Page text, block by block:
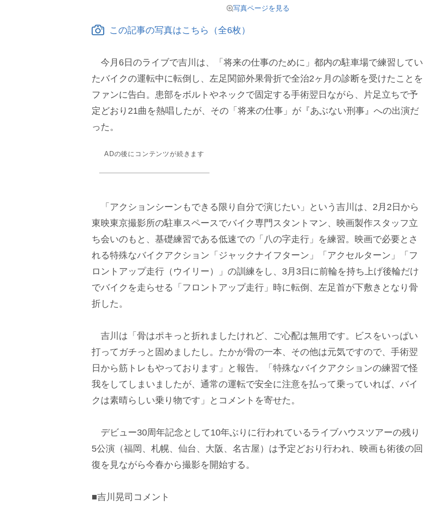
写真ページを見る
この記事の写真はこちら（全6枚）
今月6日のライブで吉川は、「将来の仕事のために」都内の駐車場で練習してい
たバイクの運転中に転倒し、左足関節外果骨折で全治2ヶ月の診断を受けたことを
ファンに告白。患部をボルトやネックで固定する手術翌日ながら、片足立ちで予
定どおり21曲を熱唱したが、その「将来の仕事」が『あぶない刑事』への出演だ
った。
ADの後にコンテンツが続きます
「アクションシーンもできる限り自分で演じたい」という吉川は、2月2日から
東映東京撮影所の駐車スペースでバイク専門スタントマン、映画製作スタッフ立
ち会いのもと、基礎練習である低速での「八の字走行」を練習。映画で必要とさ
れる特殊なバイクアクション「ジャックナイフターン」「アクセルターン」「フ
ロントアップ走行（ウイリー）」の訓練をし、3月3日に前輪を持ち上げ後輪だけ
でバイクを走らせる「フロントアップ走行」時に転倒、左足首が下敷きとなり骨
折した。
吉川は「骨はポキっと折れましたけれど、ご心配は無用です。ビスをいっぱい
打ってガチっと固めましたし。たかが骨の一本、その他は元気ですので、手術翌
日から筋トレもやっております」と報告。「特殊なバイクアクションの練習で怪
我をしてしまいましたが、通常の運転で安全に注意を払って乗っていれば、バイ
クは素晴らしい乗り物です」とコメントを寄せた。
デビュー30周年記念として10年ぶりに行われているライブハウスツアーの残り
5公演（福岡、札幌、仙台、大阪、名古屋）は予定どおり行われ、映画も術後の回
復を見ながら今春から撮影を開始する。
■吉川晃司コメント